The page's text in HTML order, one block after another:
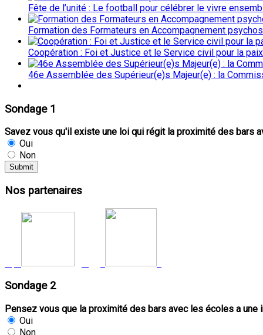
Fête de l’unité : Le football pour célébrer le vivre
Formation des Formateurs en Accompagnement
Coopération : Foi et Justice et le Service civil pour la
46e Assemblée des Supérieur(e)s Majeur(e) : la
Sondage 1
Savez vous qu'il existe une loi qui régit la proximité des bars
Oui
Non
Nos partenaires
Sondage2
Pensez vous que la proximité des bars avec les écoles a
Oui
Non